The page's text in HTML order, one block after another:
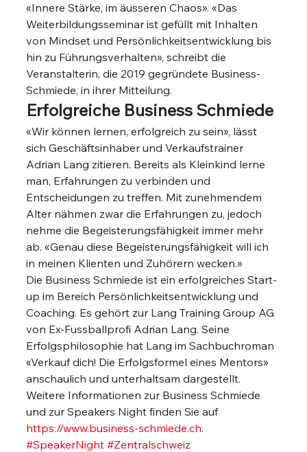
«Innere Stärke, im äusseren Chaos». «Das
Weiterbildungsseminar ist gefüllt mit Inhalten
von Mindset und Persönlichkeitsentwicklung bis
hin zu Führungsverhalten», schreibt die
Veranstalterin, die 2019 gegründete Business-
Schmiede, in ihrer Mitteilung.
Erfolgreiche Business Schmiede
«Wir können lernen, erfolgreich zu sein», lässt
sich Geschäftsinhaber und Verkaufstrainer
Adrian Lang zitieren. Bereits als Kleinkind lerne
man, Erfahrungen zu verbinden und
Entscheidungen zu treffen. Mit zunehmendem
Alter nähmen zwar die Erfahrungen zu, jedoch
nehme die Begeisterungsfähigkeit immer mehr
ab. «Genau diese Begeisterungsfähigkeit will ich
in meinen Klienten und Zuhörern wecken.»
Die Business Schmiede ist ein erfolgreiches Start-
up im Bereich Persönlichkeitsentwicklung und
Coaching. Es gehört zur Lang Training Group AG
von Ex-Fussballprofi Adrian Lang. Seine
Erfolgsphilosophie hat Lang im Sachbuchroman
«Verkauf dich! Die Erfolgsformel eines Mentors»
anschaulich und unterhaltsam dargestellt.
Weitere Informationen zur Business Schmiede
und zur Speakers Night finden Sie auf
https://www.business-schmiede.ch.
#SpeakerNight #Zentralschweiz